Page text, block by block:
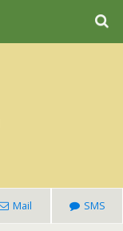
Mail SMS